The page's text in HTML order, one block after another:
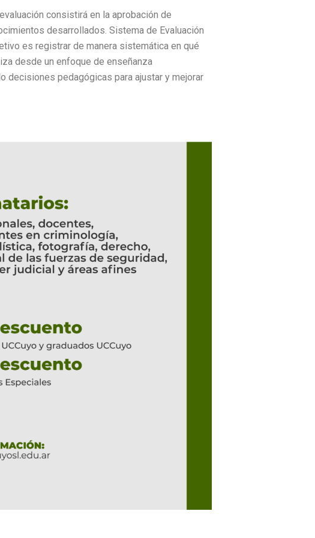
consistirá en la aprobación de
desarrollados. Sistema de Evaluación
es registrar de manera sistemática en qué
desde un enfoque de enseñanza
decisiones pedagógicas para ajustar y mejorar